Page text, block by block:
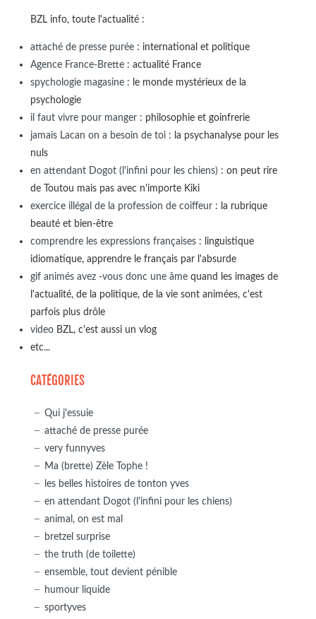
BZL info, toute l'actualité :
attaché de presse purée: international et politique
Agence France-Brette: actualité France
spychologie magasine: le monde mystérieux de la
psychologie
il faut vivre pour manger: philosophie et goinfrerie
jamais Lacan on a besoin de toi: la psychanalyse pour les
nuls
en attendant Dogot (l'infini pour les chiens): on peut rire
de Toutou mais pas avec n'importe Kiki
exercice illégal de la profession de coiffeur: la rubrique
beauté et bien-être
comprendre les expressions françaises: linguistique
idiomatique, apprendre le français par l'absurde
gif animés avez -vous donc une âmequand les images de
l'actualité, de la politique, de la vie sont animées, c'est
parfois plus drôle
videoBZL, c'est aussi un vlog
etc...
CATÉGORIES
Qui j'essuie
attaché de presse purée
very funnyves
Ma (brette) Zèle Tophe !
les belles histoires de tonton yves
en attendant Dogot (l'infini pour les chiens)
animal, on est mal
bretzel surprise
the truth (de toilette)
ensemble, tout devient pénible
humour liquide
sportyves